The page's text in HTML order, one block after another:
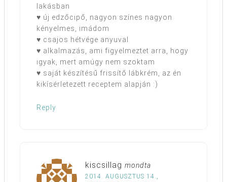
lakásban
♥ új edzőcipő, nagyon színes nagyon
kényelmes, imádom
♥ csajos hétvége anyuval
♥ alkalmazás, ami figyelmeztet arra, hogy
igyak, mert amúgy nem szoktam
♥ saját készítésű frissítő lábkrém, az én
kikísérletezett receptem alapján :)
Reply
kiscsillag mondta
2014. AUGUSZTUS 14.,